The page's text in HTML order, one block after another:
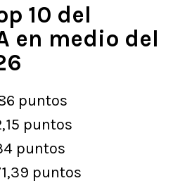
10 del
en medio del
puntos
puntos
puntos
puntos